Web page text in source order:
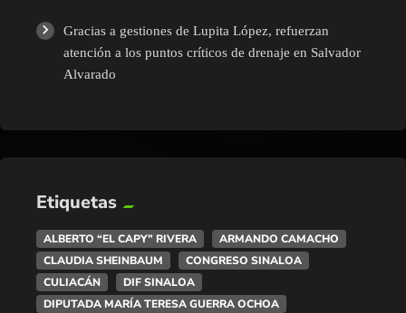
Gracias a gestiones de Lupita López, refuerzan
atención a los puntos críticos de drenaje en Salvador
Alvarado
Etiquetas
ALBERTO “EL CAPY” RIVERA
ARMANDO CAMACHO
CLAUDIA SHEINBAUM
CONGRESO SINALOA
CULIACÁN
DIF SINALOA
DIPUTADA MARÍA TERESA GUERRA OCHOA